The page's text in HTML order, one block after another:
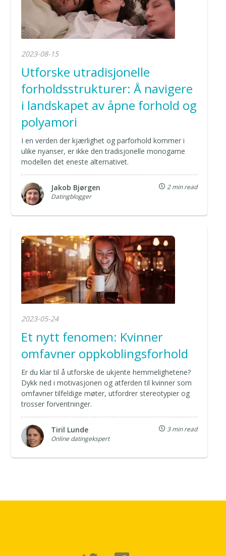
2023-08-15
Utforske utradisjonelle
forholdsstrukturer: Å navigere
i landskapet av åpne forhold og
polyamori
I en verden der kjærlighet og parforhold kommer i
ulike nyanser, er ikke den tradisjonelle monogame
modellen det eneste alternativet.
Jakob Bjørgen
Datingblogger
2 min read
2023-05-24
Et nytt fenomen: Kvinner
omfavner oppkoblingsforhold
Er du klar til å utforske de ukjente hemmelighetene?
Dykk ned i motivasjonen og atferden til kvinner som
omfavner tilfeldige møter, utfordrer stereotypier og
trosser forventninger.
Tiril Lunde
Online datingekspert
3 min read